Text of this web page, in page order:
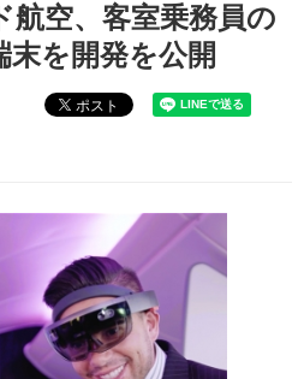
航空、客室乗務員の
末を開発を公開
ポスト